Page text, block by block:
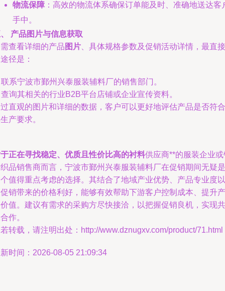
物流保障 ：高效的物流体系确保订单能及时、准确地送达客
手中。
产品图片与信息获取
查看详细的产品 图片 、具体规格参数及促销活动详情，最直接
径是：
系宁波市鄞州兴泰服装辅料厂的销售部门。
询其相关的行业B2B平台店铺或企业宣传资料。
直观的图片和详细的数据，客户可以更好地评估产品是否符合
产要求。
正在寻找稳定、优质且性价比高的衬料供应商**的服装企业或
品销售商而言，宁波市鄞州兴泰服装辅料厂在促销期间无疑是
值得重点考虑的选择。其结合了地域产业优势、产品专业度以
销带来的价格利好，能够有效帮助下游客户控制成本、提升产
值。建议有需求的采购方尽快接洽，以把握促销良机，实现共
作。
转载，请注明出处：http://www.dznugxv.com/product/71.html
时间：2026-08-05 21:09:34